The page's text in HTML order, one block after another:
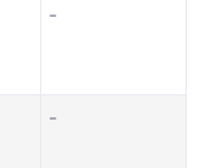
-
-